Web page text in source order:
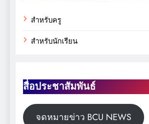
สำหรับครู
สำหรับนักเรียน
สื่อประชาสัมพันธ์
จดหมายข่าว BCU NEWS